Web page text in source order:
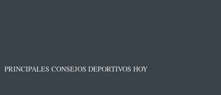
PRINCIPALES CONSEJOS DEPORTIVOS HOY